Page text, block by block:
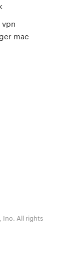
vpn
mac
Inc. All rights